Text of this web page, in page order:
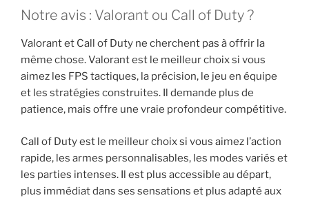
Notre avis : Valorant ou Call of Duty ?
Valorant et Call of Duty ne cherchent pas à offrir la
même chose. Valorant est le meilleur choix si vous
aimez les FPS tactiques, la précision, le jeu en équipe
et les stratégies construites. Il demande plus de
patience, mais offre une vraie profondeur compétitive.
Call of Duty est le meilleur choix si vous aimez l’action
rapide, les armes personnalisables, les modes variés et
les parties intenses. Il est plus accessible au départ,
plus immédiat dans ses sensations et plus adapté aux